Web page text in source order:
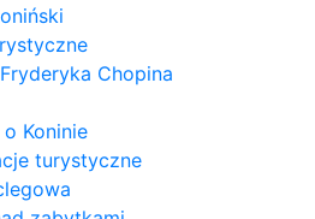
Chopina
Koninie
turystyczne